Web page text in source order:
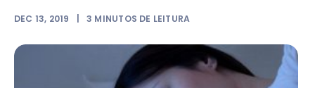
DEC 13, 2019 |3 MINUTOS DE LEITURA